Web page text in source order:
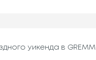
уикенда в GREMM